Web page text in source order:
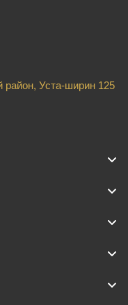
район, Уста-ширин 125